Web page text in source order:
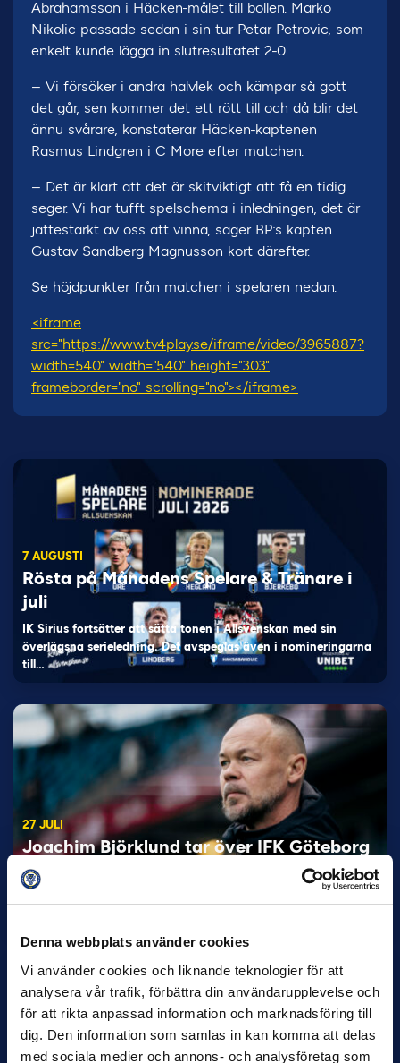
Denna webbplats använder cookies
Vi använder cookies och liknande teknologier för att
analysera vår trafik, förbättra din användarupplevelse och
för att rikta anpassad information och marknadsföring till
dig. Den information som samlas in kan komma att delas
med sociala medier och annons- och analysföretag som
Abrahamsson i Häcken-målet till bollen. Marko
Nikolic passade sedan i sin tur Petar Petrovic, som
enkelt kunde lägga in slutresultatet 2-0.
– Vi försöker i andra halvlek och kämpar så gott
det går, sen kommer det ett rött till och då blir det
ännu svårare, konstaterar Häcken-kaptenen
Rasmus Lindgren i C More efter matchen.
– Det är klart att det är skitviktigt att få en tidig
seger. Vi har tufft spelschema i inledningen, det är
jättestarkt av oss att vinna, säger BP:s kapten
Gustav Sandberg Magnusson kort därefter.
Se höjdpunkter från matchen i spelaren nedan.
<iframe
src="https://www.tv4play.se/iframe/video/3965887?
width=540" width="540" height="303"
frameborder="no" scrolling="no"></iframe>
7 AUGUSTI
Rösta på Månadens Spelare & Tränare i
juli
IK Sirius fortsätter att sätta tonen i Allsvenskan med sin
överlägsna serieledning. Det avspeglas även i nomineringarna
till…
27 JULI
Joachim Björklund tar över IFK Göteborg
Under måndagseftermiddagen meddelade IFK Göteborg att
Stefan Billborns uppdrag som huvudtränare i herrlaget har